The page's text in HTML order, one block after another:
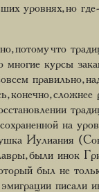
уровнях, но
потому что
многие курсы
правильно,
конечно, сложнее
на
Иулиания
были инок
был не
писали